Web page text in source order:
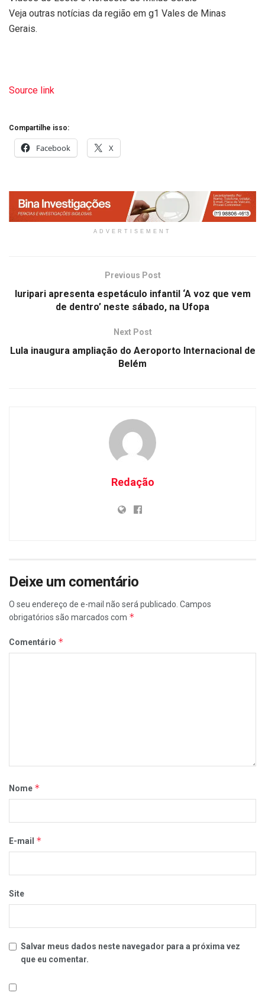
Veja outras notícias da região em g1 Vales de Minas
Gerais.
Source link
Compartilhe isso:
Facebook X
ADVERTISEMENT
Previous Post
Iuripari apresenta espetáculo infantil ‘A voz que vem
de dentro’ neste sábado, na Ufopa
Next Post
Lula inaugura ampliação do Aeroporto Internacional de
Belém
Redação
Deixe um comentário
O seu endereço de e-mail não será publicado. Campos
obrigatórios são marcados com *
Comentário *
Nome *
E-mail *
Site
Salvar meus dados neste navegador para a próxima vez
que eu comentar.